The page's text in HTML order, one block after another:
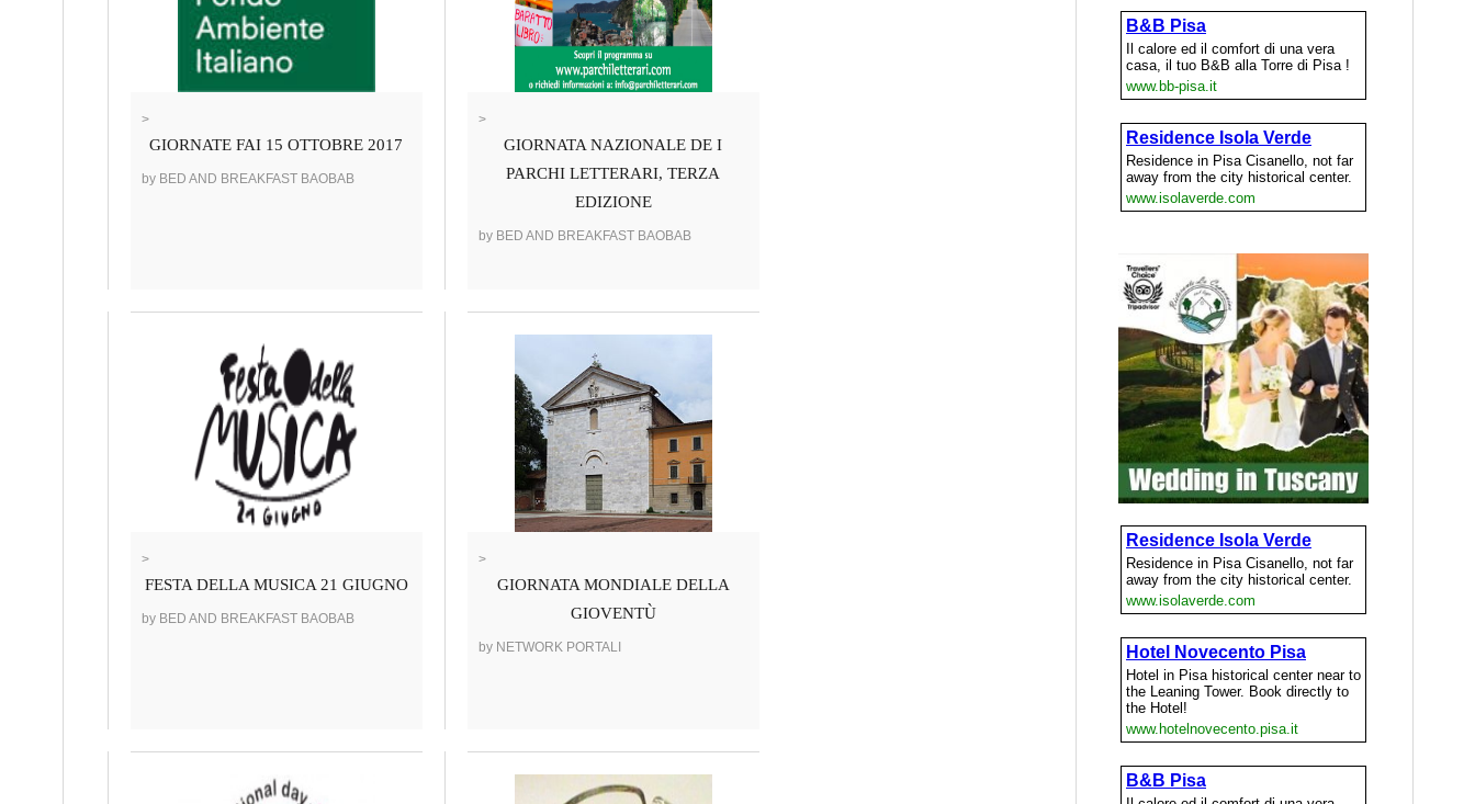
>
GIORNATE FAI 15 OTTOBRE 2017
by BED AND BREAKFAST BAOBAB
>
GIORNATA NAZIONALE DE I
PARCHI LETTERARI, TERZA
EDIZIONE
by BED AND BREAKFAST BAOBAB
>
FESTA DELLA MUSICA 21 GIUGNO
by BED AND BREAKFAST BAOBAB
>
GIORNATA MONDIALE DELLA
GIOVENTÙ
by NETWORK PORTALI